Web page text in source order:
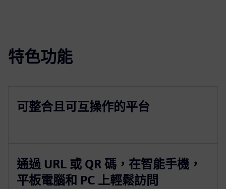
特色功能
可整合且可互操作的平台
通過 URL 或 QR 碼，在智能手機，
平板電腦和 PC 上輕鬆訪問